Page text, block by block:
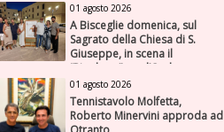
01 agosto 2026
A Bisceglie domenica, sul
Sagrato della Chiesa di S.
Giuseppe, in scena il
“Rigoletto” con l’Orchestra
Sinfonica Federiciana
01 agosto 2026
Tennistavolo Molfetta,
Roberto Minervini approda ad